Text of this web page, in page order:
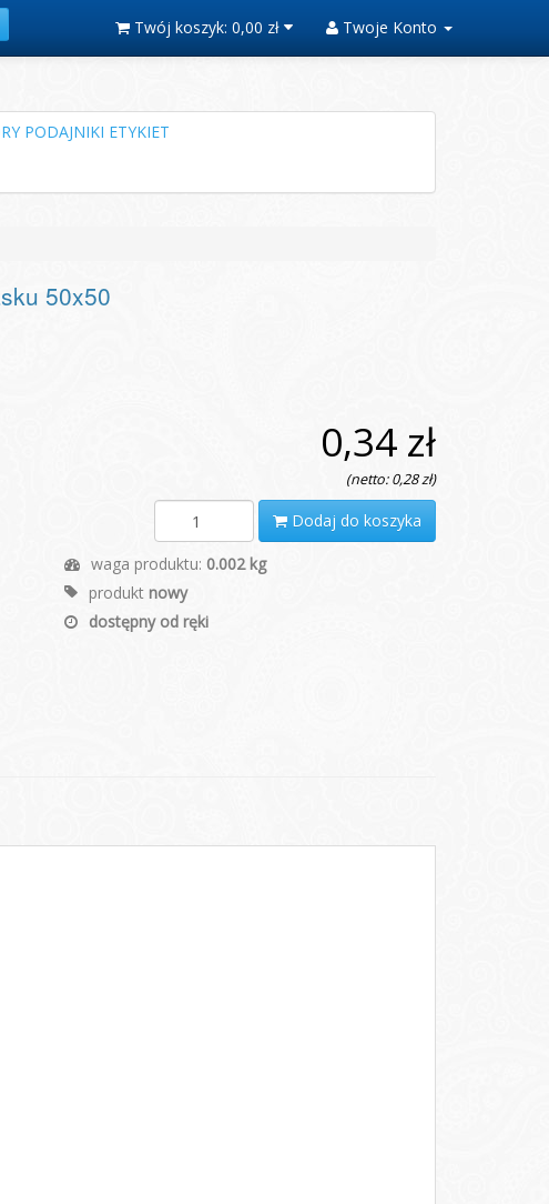
Twój koszyk: 0,00 zł Twoje Konto
PODAJNIKI ETYKIET
50x50
0,34 zł
(netto: 0,28 zł)
Dodaj do koszyka
waga produktu: 0.002 kg
produkt nowy
dostępny od ręki